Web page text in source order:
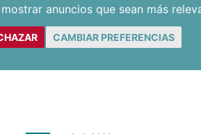
anuncios que sean más
CAMBIAR PREFERENCIAS